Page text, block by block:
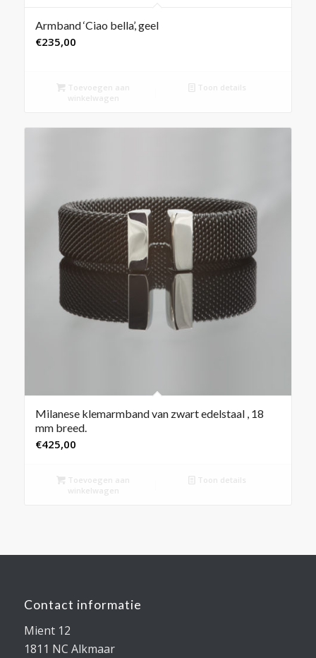
Armband ‘Ciao bella’, geel
€235,00
Toevoegen aan
winkelwagen
Toon details
Milanese klemarmband van zwart edelstaal , 18
mm breed.
€425,00
Toevoegen aan
winkelwagen
Toon details
Contact informatie
Mient 12
1811 NC Alkmaar